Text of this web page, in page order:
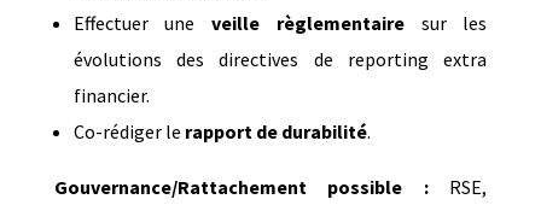
Effectuer uneveille règlementairesur les
évolutions des directives de reporting extra
financier.
Co-rédiger le rapport de durabilité.
Gouvernance/Rattachement possible :RSE,